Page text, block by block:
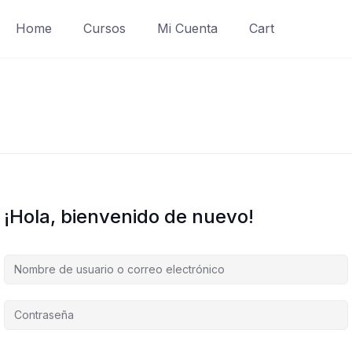
Home Cursos Mi Cuenta Cart
¡Hola, bienvenido de nuevo!